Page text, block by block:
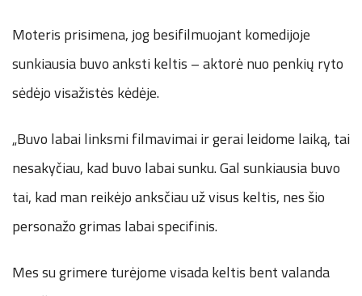
Moteris prisimena, jog besifilmuojant komedijoje
sunkiausia buvo anksti keltis – aktorė nuo penkių ryto
sėdėjo visažistės kėdėje.
„Buvo labai linksmi filmavimai ir gerai leidome laiką, tai
nesakyčiau, kad buvo labai sunku. Gal sunkiausia buvo
tai, kad man reikėjo anksčiau už visus keltis, nes šio
personažo grimas labai specifinis.
Mes su grimere turėjome visada keltis bent valanda